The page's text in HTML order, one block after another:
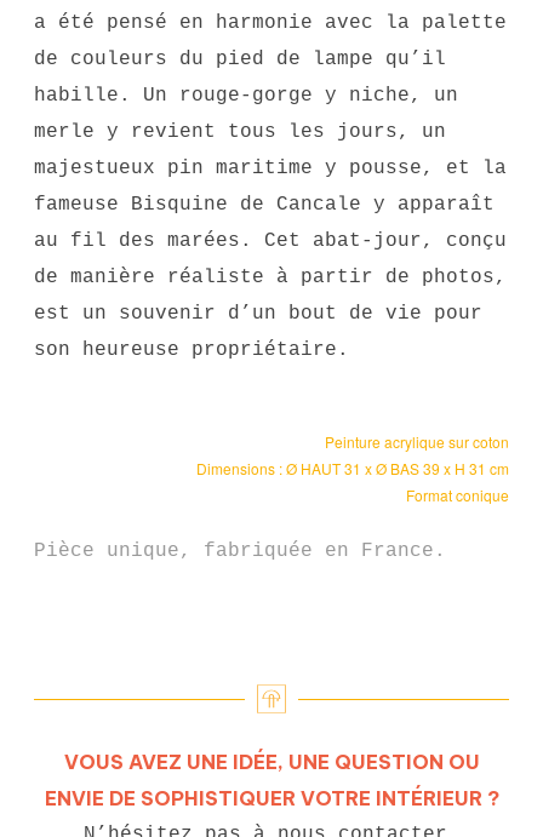
a été pensé en harmonie avec la palette
de couleurs du pied de lampe qu’il
habille. Un rouge-gorge y niche, un
merle y revient tous les jours, un
majestueux pin maritime y pousse, et la
fameuse Bisquine de Cancale y apparaît
au fil des marées. Cet abat-jour, conçu
de manière réaliste à partir de photos,
est un souvenir d’un bout de vie pour
son heureuse propriétaire.
Peinture acrylique sur coton
Dimensions : Ø HAUT 31 x Ø BAS 39 x H 31 cm
Format conique
Pièce unique, fabriquée en France.
VOUS AVEZ UNE IDÉE, UNE QUESTION OU
ENVIE DE SOPHISTIQUER VOTRE INTÉRIEUR ?